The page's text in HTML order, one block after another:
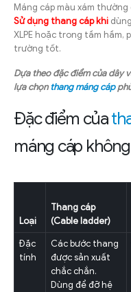
Máng cáp màu xám
Sử dụng thang cáp khi
XLPE hoặc trong tầm hầm,
trường tốt.
Dựa theo đặc điểm của dây
lựa chọnthang máng cáp
Đặc điểm của
máng cáp
Loại
Thang cáp
(Cable ladder)
Đặc
tính
Các bước thang
được sản xuất
chắc chắn.
Dùng để đỡ hệ